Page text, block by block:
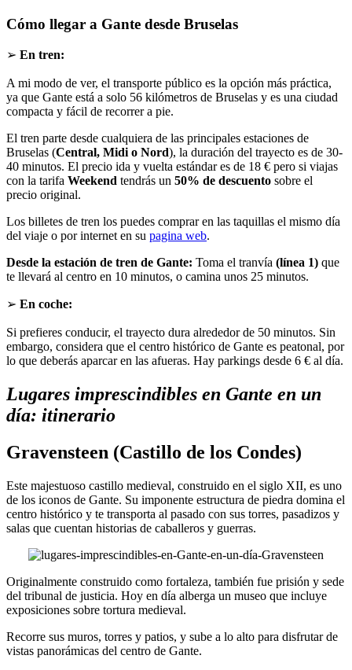
Cómo llegar a Gante desde Bruselas
➢ En tren:
A mi modo de ver, el transporte público es la opción más práctica,
ya que Gante está a solo 56 kilómetros de Bruselas y es una ciudad
compacta y fácil de recorrer a pie.
El tren parte desde cualquiera de las principales estaciones de
Bruselas (Central, Midi o Nord), la duración del trayecto es de 30-
40 minutos. El precio ida y vuelta estándar es de 18 € pero si viajas
con la tarifa Weekend tendrás un 50% de descuento sobre el
precio original.
Los billetes de tren los puedes comprar en las taquillas el mismo día
del viaje o por internet en su pagina web.
Desde la estación de tren de Gante: Toma el tranvía (línea 1) que
te llevará al centro en 10 minutos, o camina unos 25 minutos.
➢ En coche:
Si prefieres conducir, el trayecto dura alrededor de 50 minutos. Sin
embargo, considera que el centro histórico de Gante es peatonal, por
lo que deberás aparcar en las afueras. Hay parkings desde 6 € al día.
Lugares imprescindibles en Gante en un
día: itinerario
Gravensteen (Castillo de los Condes)
Este majestuoso castillo medieval, construido en el siglo XII, es uno
de los iconos de Gante. Su imponente estructura de piedra domina el
centro histórico y te transporta al pasado con sus torres, pasadizos y
salas que cuentan historias de caballeros y guerras.
Originalmente construido como fortaleza, también fue prisión y sede
del tribunal de justicia. Hoy en día alberga un museo que incluye
exposiciones sobre tortura medieval.
Recorre sus muros, torres y patios, y sube a lo alto para disfrutar de
vistas panorámicas del centro de Gante.